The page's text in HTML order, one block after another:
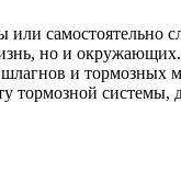
самостоятельно
но и
и тормозных
системы,